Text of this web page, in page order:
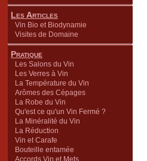
Les Articles
Vin Bio et Biodynamie
Visites de Domaine
Pratique
Les Salons du Vin
Les Verres à Vin
La Température du Vin
Arômes des Cépages
La Robe du Vin
Qu'est ce qu'un Vin Fermé ?
La Minéralité du Vin
La Réduction
Vin et Carafe
Bouteille entamée
Accords Vin et Mets